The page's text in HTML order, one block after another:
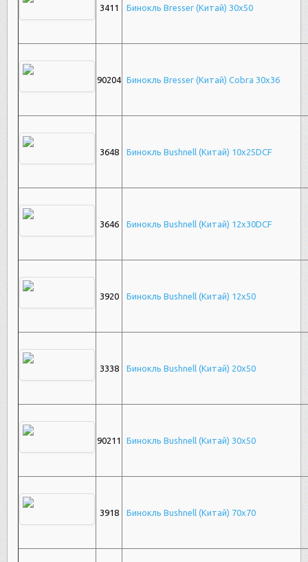
3411 Бинокль Bresser (Китай) 30х50
90204 Бинокль Bresser (Китай) Cobra 30х36
3648 Бинокль Bushnell (Китай) 10х25DCF
3646 Бинокль Bushnell (Китай) 12х30DCF
3920 Бинокль Bushnell (Китай) 12х50
3338 Бинокль Bushnell (Китай) 20х50
90211 Бинокль Bushnell (Китай) 30х50
3918 Бинокль Bushnell (Китай) 70х70